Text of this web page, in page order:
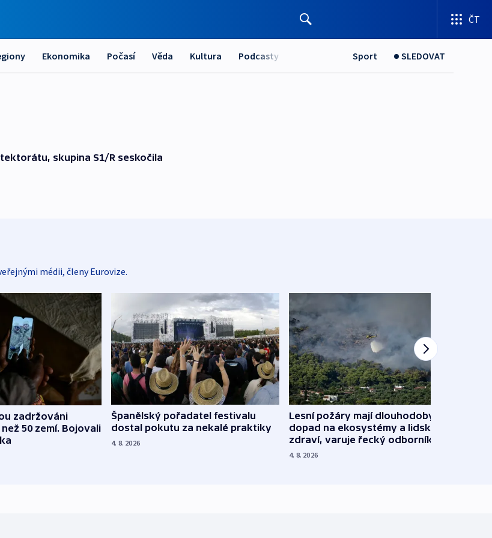
ČT
Ekonomika Počasí Věda Kultura Podcasty Sport SLEDOVAT
skupina S1/R seskočila
médii, členy Eurovize.
zadržováni
50 zemí. Bojovali
Španělský pořadatel festivalu
dostal pokutu za nekalé praktiky
4. 8. 2026
Lesní požáry mají dlouhodobý
dopad na ekosystémy a lidské
zdraví, varuje řecký odborník
4. 8. 2026